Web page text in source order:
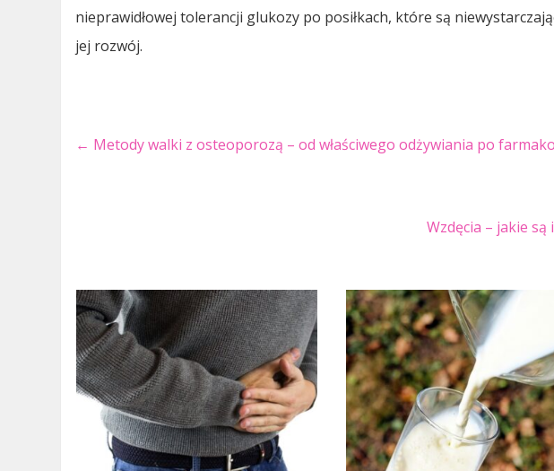
nieprawidłowej tolerancji glukozy po posiłkach, które są
jej rozwój.
← Metody walki z osteoporozą – od właściwego odżywiania po
Wzdęcia – jakie